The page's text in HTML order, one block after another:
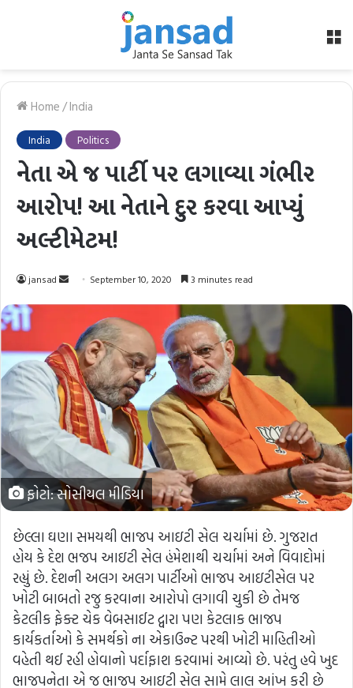
Home/India
India Politics
નેતા એ જ પાર્ટી પર લગાવ્યા ગંભીર
આરોપ! આ નેતાને દુર કરવા આપ્યું
અલ્ટીમેટમ!
jansad
Send September 10, 2020 3 minutes read
ફોટો: સોસીયલ મીડિયા
છેલ્લા ઘણા સમયથી ભાજપ આઇટી સેલ ચર્ચામાં છે. ગુજરાત
હોય કે દેશ ભજપ આઇટી સેલ હંમેશાથી ચર્ચામાં અને વિવાદોમાં
રહ્યું છે. દેશની અલગ અલગ પાર્ટીઓ ભાજપ આઇટીસેલ પર
ખોટી બાબતો રજુ કરવાના આરોપો લગાવી ચુકી છે તેમજ
કેટલીક ફેક્ટ ચેક વેબસાઈટ દ્વારા પણ કેટલાક ભાજપ
કાર્યકર્તાઓ કે સમર્થકો ના એકાઉન્ટ પરથી ખોટી માહિતીઓ
વહેતી થઈ રહી હોવાનો પર્દાફાશ કરવામાં આવ્યો છે. પરંતુ હવે ખુદ
ભાજપનેતા એ જ ભાજપ આઇટી સેલ સામે લાલ આંખ કરી છે